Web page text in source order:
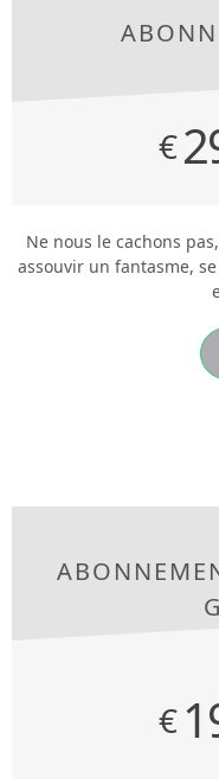
€
Ne nous le cachons
assouvir un fantasme,
€